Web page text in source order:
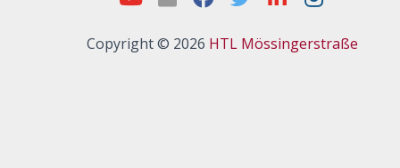
Copyright © 2026 HTL Mössingerstraße